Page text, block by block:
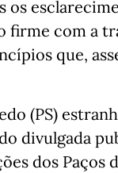
firme com a
que,
(PS)
divulgada
dos Paços